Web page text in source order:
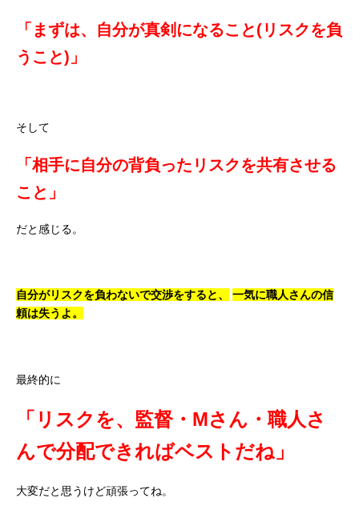
「まずは、自分が真剣になること(リスクを負
うこと)」
そして
「相手に自分の背負ったリスクを共有させる
こと」
だと感じる。
自分がリスクを負わないで交渉をすると、
一気に職人さんの信
頼は失うよ。
最終的に
「リスクを、監督・Mさん・職人さ
んで分配できればベストだね」
大変だと思うけど頑張ってね。